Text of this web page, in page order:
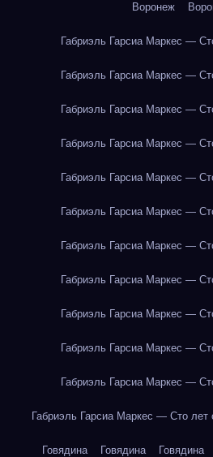
Воронеж
Габриэль Гарсиа Маркес —
Габриэль Гарсиа Маркес —
Габриэль Гарсиа Маркес —
Габриэль Гарсиа Маркес —
Габриэль Гарсиа Маркес —
Габриэль Гарсиа Маркес —
Габриэль Гарсиа Маркес —
Габриэль Гарсиа Маркес —
Габриэль Гарсиа Маркес —
Габриэль Гарсиа Маркес —
Габриэль Гарсиа Маркес —
Габриэль Гарсиа Маркес — Сто лет
Говядина Говядина Говядина